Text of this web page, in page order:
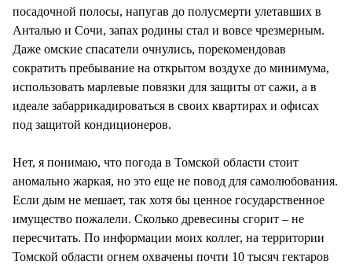
посадочной полосы, напугав до полусмерти улетавших в
Анталью и Сочи, запах родины стал и вовсе чрезмерным.
Даже омские спасатели очнулись, порекомендовав
сократить пребывание на открытом воздухе до минимума,
использовать марлевые повязки для защиты от сажи, а в
идеале забаррикадироваться в своих квартирах и офисах
под защитой кондиционеров.
Нет, я понимаю, что погода в Томской области стоит
аномально жаркая, но это еще не повод для самолюбования.
Если дым не мешает, так хотя бы ценное государственное
имущество пожалели. Сколько древесины сгорит – не
пересчитать. По информации моих коллег, на территории
Томской области огнем охвачены почти 10 тысяч гектаров